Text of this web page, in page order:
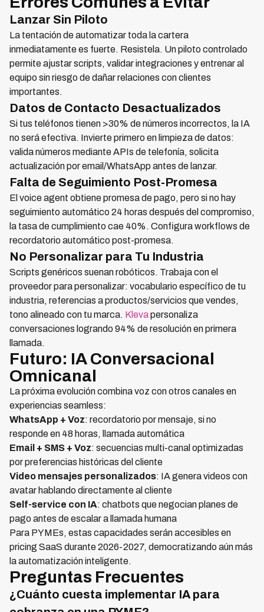
Lanzar Sin Piloto
La tentación de automatizar toda la cartera
inmediatamente es fuerte. Resistela. Un piloto controlado
permite ajustar scripts, validar integraciones y entrenar al
equipo sin riesgo de dañar relaciones con clientes
importantes.
Datos de Contacto Desactualizados
Si tus teléfonos tienen >30% de números incorrectos, la IA
no será efectiva. Invierte primero en limpieza de datos:
valida números mediante APIs de telefonía, solicita
actualización por email/WhatsApp antes de lanzar.
Falta de Seguimiento Post-Promesa
El voice agent obtiene promesa de pago, pero si no hay
seguimiento automático 24 horas después del compromiso,
la tasa de cumplimiento cae 40%. Configura workflows de
recordatorio automático post-promesa.
No Personalizar para Tu Industria
Scripts genéricos suenan robóticos. Trabaja con el
proveedor para personalizar: vocabulario específico de tu
industria, referencias a productos/servicios que vendes,
tono alineado con tu marca. Klevapersonaliza
conversaciones logrando 94% de resolución en primera
llamada.
Futuro: IA Conversacional
Omnicanal
La próxima evolución combina voz con otros canales en
experiencias seamless:
WhatsApp + Voz: recordatorio por mensaje, si no
responde en 48 horas, llamada automática
Email + SMS + Voz: secuencias multi-canal optimizadas
por preferencias históricas del cliente
Video mensajes personalizados: IA genera videos con
avatar hablando directamente al cliente
Self-service con IA: chatbots que negocian planes de
pago antes de escalar a llamada humana
Para PYMEs, estas capacidades serán accesibles en
pricing SaaS durante 2026-2027, democratizando aún más
la automatización inteligente.
Preguntas Frecuentes
¿Cuánto cuesta implementar IA para